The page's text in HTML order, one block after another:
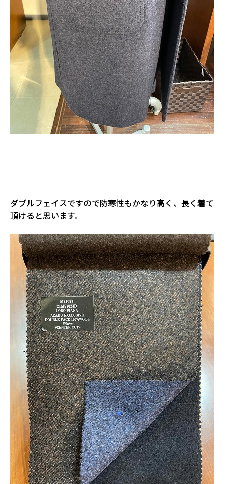
ダブルフェイスですので防寒性もかなり高く、長く着て
頂けると思います。